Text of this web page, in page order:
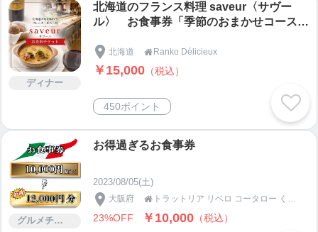
ディナー
北海道のフランス料理 saveur〈サヴー
ル〉 お食事券「季節のおまかせコース」
北海道  Ranko Délicieux
￥15,000 （税込）
450ポイント
グルメチケット
お得過ぎるお食事券
2023/08/05(土)
大阪府  トラットリア リベロ コータロー くずは店
23%OFF ￥10,000 （税込）